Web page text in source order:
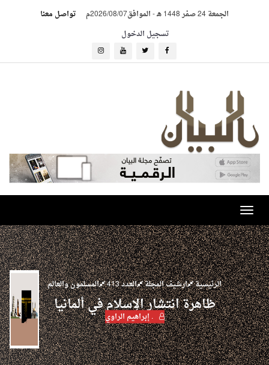
الجمعة 24 صفر 1448 هـ -الموافق2026/08/07م
تواصل معنا
تسجيل الدخول
Toggle
navigation
الرئيسية ارشيف المجلة العدد 413 المسلمون والعالم
ظاهرة انتشار الإسلام في ألمانيا
. إبراهيم الراوي